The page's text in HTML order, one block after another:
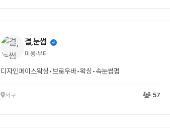
결,눈썹
미용·뷰티
디자인페이스왁싱•브로우바•왁싱•속눈썹펌
서구 57